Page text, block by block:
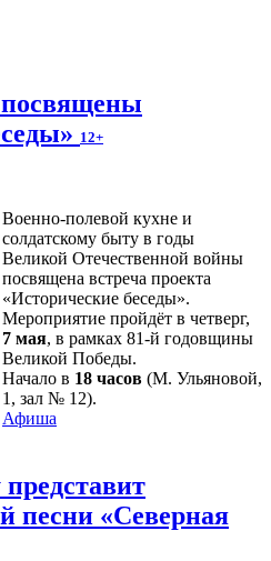
12+
Военно-полевой кухне и
солдатскому быту в годы
Великой Отечественной войны
посвящена встреча проекта
«Исторические беседы».
Мероприятие пройдёт в четверг,
7 мая, в рамках 81-й годовщины
Великой Победы.
Начало в 18 часов (М. Ульяновой,
1, зал № 12).
Афиша
песни «Северная